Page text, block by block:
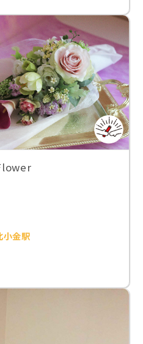
金駅